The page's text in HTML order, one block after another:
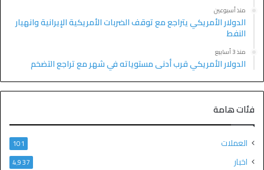
منذ أسبوعين
الدولار الأمريكي يتراجع مع توقف الضربات الأمريكية الإيرانية وانهيار
النفط
منذ 3 أسابيع
الدولار الأمريكي قرب أدنى مستوياته في شهر مع تراجع التضخم
فئات هامة
العملات 101
اخبار 4٬937